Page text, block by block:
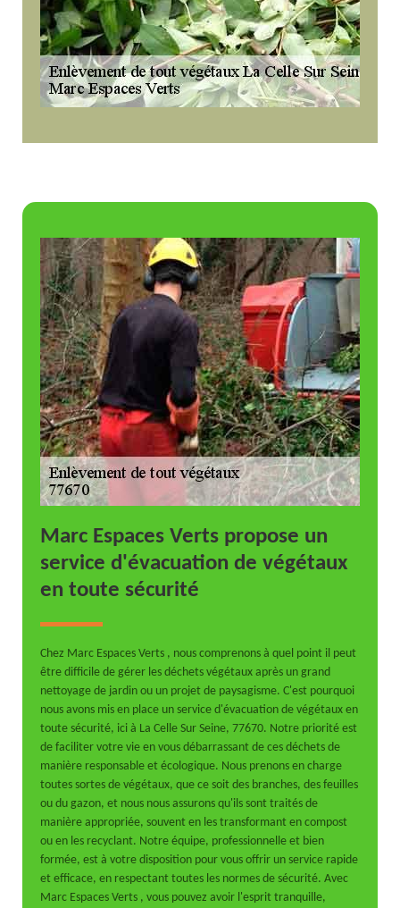
Marc Espaces Verts propose un
service d'évacuation de végétaux
en toute sécurité
Chez Marc Espaces Verts , nous comprenons à quel point il peut
être difficile de gérer les déchets végétaux après un grand
nettoyage de jardin ou un projet de paysagisme. C'est pourquoi
nous avons mis en place un service d'évacuation de végétaux en
toute sécurité, ici à La Celle Sur Seine, 77670. Notre priorité est
de faciliter votre vie en vous débarrassant de ces déchets de
manière responsable et écologique. Nous prenons en charge
toutes sortes de végétaux, que ce soit des branches, des feuilles
ou du gazon, et nous nous assurons qu'ils sont traités de
manière appropriée, souvent en les transformant en compost
ou en les recyclant. Notre équipe, professionnelle et bien
formée, est à votre disposition pour vous offrir un service rapide
et efficace, en respectant toutes les normes de sécurité. Avec
Marc Espaces Verts , vous pouvez avoir l'esprit tranquille,